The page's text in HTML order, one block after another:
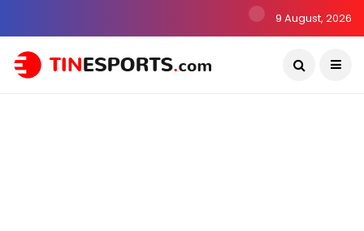
9 August, 2026